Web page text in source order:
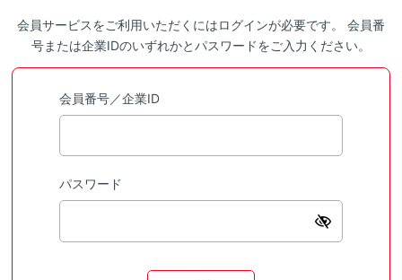
会員サービスをご利用いただくにはログインが必要です。 会員番
号または企業IDのいずれかとパスワードをご入力ください。
会員番号／企業ID
パスワード